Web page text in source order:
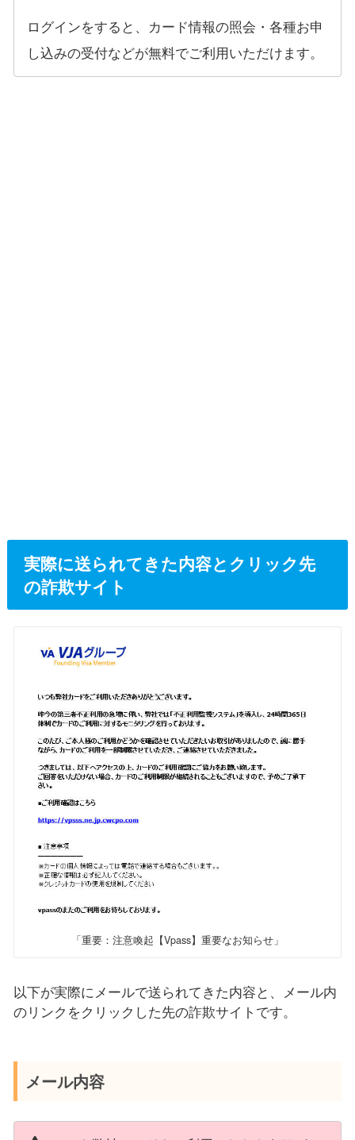
ログインをすると、カード情報の照会・各種お申
し込みの受付などが無料でご利用いただけます。
実際に送られてきた内容とクリック先
の詐欺サイト
「重要：注意喚起【Vpass】重要なお知らせ」
以下が実際にメールで送られてきた内容と、メール内
のリンクをクリックした先の詐欺サイトです。
メール内容